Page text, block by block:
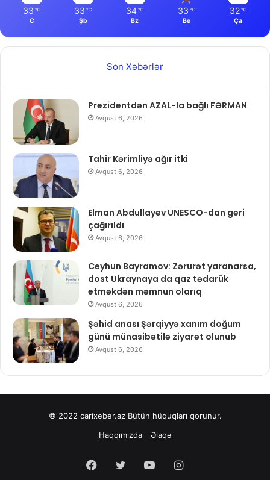
33 ℃
C
33 ℃
Şb
34 ℃
Bz
33 ℃
Be
32 ℃
Ça
Son Xəbərlər
Prezidentdən AZAL-la bağlı FƏRMAN
Avqust 6, 2026
Tahir Kərimliyə ağır itki
Avqust 6, 2026
Elman Abdullayev UNESCO-dan geri
çağırıldı
Avqust 6, 2026
Ceyhun Bayramov: Zərurət yaranarsa,
dost Ukraynaya da qaz tədarük
etməkdən məmnun olarıq
Avqust 6, 2026
Şəhid anası Şərqiyyə xanım doğum
günü münasibətilə ziyarət olunub
Avqust 6, 2026
© 2022 carixeber.azBütün hüquqları qorunur.
Haqqımızda
Əlaqə
Facebook
Twitter YouTubeInstagram